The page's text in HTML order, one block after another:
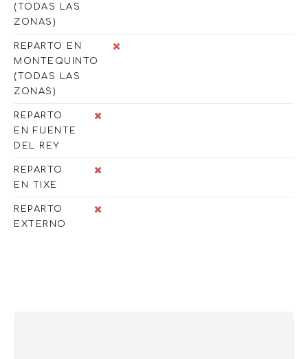
(TODAS LAS
ZONAS)
REPARTO EN
MONTEQUINTO
(TODAS LAS
ZONAS)
REPARTO
EN FUENTE
DEL REY
REPARTO
EN TIXE
REPARTO
EXTERNO